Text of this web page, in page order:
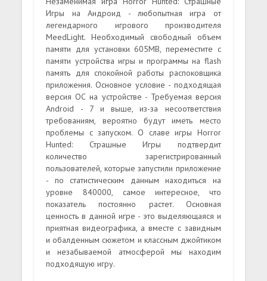
Игры на Андроид - любопытная игра от
легендарного игрового производителя
MeedLight. Необходимый свободный объем
памяти для установки 605MB, переместите с
памяти устройства игры и программы на flash
память для спокойной работы распоковщика
приложения. Основное условие - подходящая
версия ОС на устройстве - Требуемая версия
Android - 7 и выше, из-за несоответствия
требованиям, вероятно будут иметь место
проблемы с запуском. О славе игры Horror
Hunted: Страшные Игры подтвердит
количество зарегистрированный
пользователей, которые запустили приложение
- по статистическим данным находиться на
уровне 840000, самое интересное, что
показатель постоянно растет. Основная
ценность в данной игре - это выделяющаяся и
приятная видеографика, а вместе с завидным
и обалденным сюжетом и классным джойтиком
и незабываемой атмосферой мы находим
подходящую игру.